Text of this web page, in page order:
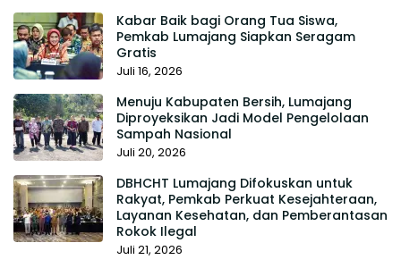
Kabar Baik bagi Orang Tua Siswa,
Pemkab Lumajang Siapkan Seragam
Gratis
Juli 16, 2026
Menuju Kabupaten Bersih, Lumajang
Diproyeksikan Jadi Model Pengelolaan
Sampah Nasional
Juli 20, 2026
DBHCHT Lumajang Difokuskan untuk
Rakyat, Pemkab Perkuat Kesejahteraan,
Layanan Kesehatan, dan Pemberantasan
Rokok Ilegal
Juli 21, 2026